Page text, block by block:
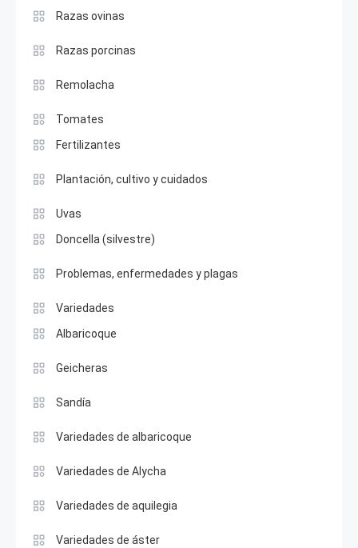
Razas ovinas
Razas porcinas
Remolacha
Tomates
Fertilizantes
Plantación, cultivo y cuidados
Uvas
Doncella (silvestre)
Problemas, enfermedades y plagas
Variedades
Albaricoque
Geicheras
Sandía
Variedades de albaricoque
Variedades de Alycha
Variedades de aquilegia
Variedades de áster